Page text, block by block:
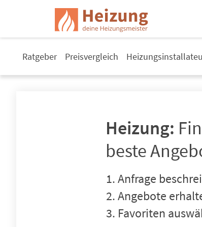
Ratgeber Preisvergleich
Heizung:
beste
Anfrage
Angebote
Favoriten